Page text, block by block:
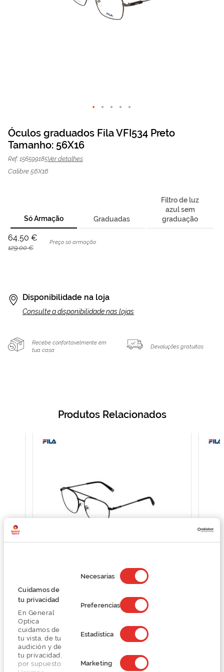
Cuidamos de
tu privacidad
En General
Optica
cuidamos de
tu vista, de tu
audición y de
tu privacidad,
por supuesto.
de
consentimiento
Necesarias
Preferencias
Estadística
Marketing
Óculos graduados Fila
VFI534 Preto | Mais
Optica
para
o
início
Galeria
de
Óculos graduados Fila VFI534 Preto
Tamanho: 56X16
Ref: 156599185Ver detalhes
Calibre 56X16
Só Armação
64,50 €
129,00 €
Preço só armação
Graduadas
Filtro de luz
azul sem
graduação
Disponibilidade na loja
Consulte a disponibilidade nas lojas
Recebe confortavelmente em
tua casa
Devoluções gratuitas
Produtos Relacionados
Fila OCCH.VISTA FILA STREET VFI094
64,20 €
107,00 €